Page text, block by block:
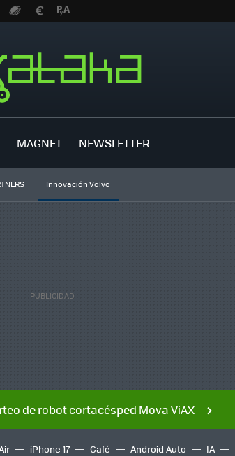
MAGNET NEWSLETTER
Innovación Volvo
de robot cortacésped Mova ViAX
iPhone 17 Café Android Auto IA